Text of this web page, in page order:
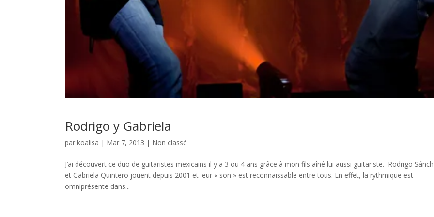
Rodrigo y Gabriela
parkoalisa | Mar 7, 2013 | Non classé
J’ai découvert ce duo de guitaristes mexicains il y a 3 ou 4 ans grâce à mon fils aîné lui aussi guitariste. Rodrigo
et Gabriela Quintero jouent depuis 2001 et leur « son » est reconnaissable entre tous. En effet, la rythmique est
omniprésente dans...